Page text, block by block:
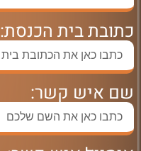
כתובת בית הכנסת:
שם איש קשר: